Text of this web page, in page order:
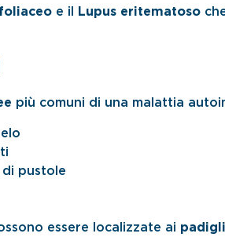
e il Lupus eritematoso
più comuni di una malattia
pustole
essere localizzate ai